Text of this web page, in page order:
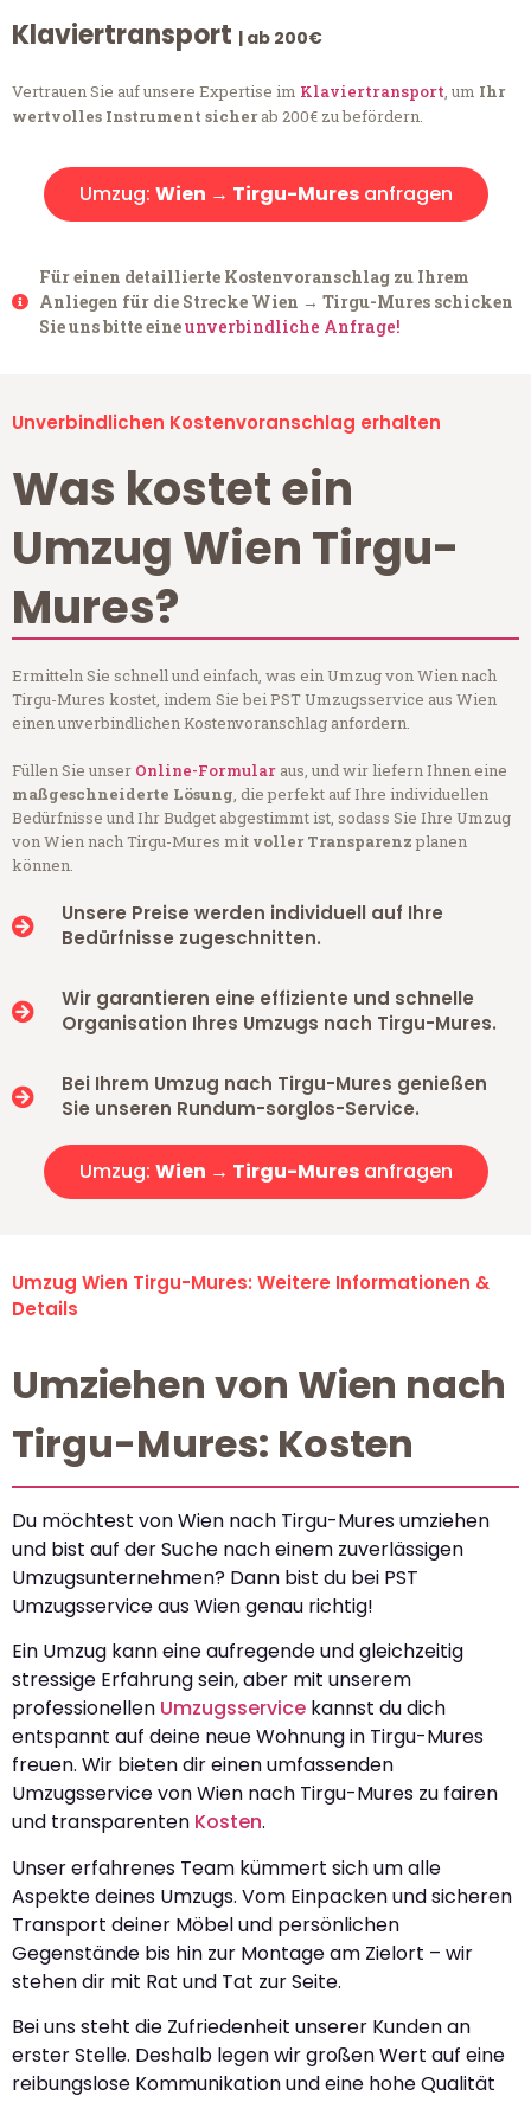
Klaviertransport | ab 200€
Vertrauen Sie auf unsere Expertise im Klaviertransport, um Ihr
wertvolles Instrument sicherab 200€ zu befördern.
Umzug: Wien → Tirgu-Muresanfragen
Für einen detaillierte Kostenvoranschlag zu Ihrem
Anliegen für die Strecke Wien → Tirgu-Mures schicken
Sie uns bitte eineunverbindliche Anfrage!
Unverbindlichen Kostenvoranschlag erhalten
Was kostet ein
Umzug Wien Tirgu-
Mures?
Ermitteln Sie schnell und einfach, was ein Umzug von Wien nach
Tirgu-Mures kostet, indem Sie bei PST Umzugsservice aus Wien
einen unverbindlichen Kostenvoranschlag anfordern.
Füllen Sie unser Online-Formular aus, und wir liefern Ihnen eine
maßgeschneiderte Lösung, die perfekt auf Ihre individuellen
Bedürfnisse und Ihr Budget abgestimmt ist, sodass Sie Ihre Umzug
von Wien nach Tirgu-Mures mit voller Transparenzplanen
können.
Unsere Preise werden individuell auf Ihre
Bedürfnisse zugeschnitten.
Wir garantieren eine effiziente und schnelle
Organisation Ihres Umzugs nach Tirgu-Mures.
Bei Ihrem Umzug nach Tirgu-Mures genießen
Sie unseren Rundum-sorglos-Service.
Umzug: Wien → Tirgu-Muresanfragen
Umzug Wien Tirgu-Mures: Weitere Informationen &
Details
Umziehen von Wien nach
Tirgu-Mures: Kosten
Du möchtest von Wien nach Tirgu-Mures umziehen
und bist auf der Suche nach einem zuverlässigen
Umzugsunternehmen? Dann bist du bei PST
Umzugsservice aus Wien genau richtig!
Ein Umzug kann eine aufregende und gleichzeitig
stressige Erfahrung sein, aber mit unserem
professionellen Umzugsservice kannst du dich
entspannt auf deine neue Wohnung in Tirgu-Mures
freuen. Wir bieten dir einen umfassenden
Umzugsservice von Wien nach Tirgu-Mures zu fairen
und transparenten Kosten.
Unser erfahrenes Team kümmert sich um alle
Aspekte deines Umzugs. Vom Einpacken und sicheren
Transport deiner Möbel und persönlichen
Gegenstände bis hin zur Montage am Zielort – wir
stehen dir mit Rat und Tat zur Seite.
Bei uns steht die Zufriedenheit unserer Kunden an
erster Stelle. Deshalb legen wir großen Wert auf eine
reibungslose Kommunikation und eine hohe Qualität